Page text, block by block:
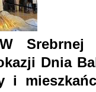
W Srebrnej
Dnia
i